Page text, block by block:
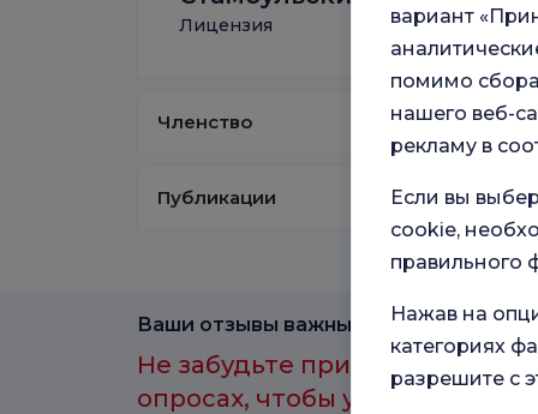
Лицензия
Членство
Публикации
Ваши отзывы важны для нас.
Не забудьте принять участие
опросах, чтобы улучшить
вариант
помимо
нашего веб-
рекламу в
Если вы
cookie,
правильного
Нажав на
категориях
разрешите с